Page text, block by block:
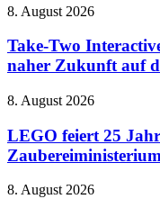
neuen
auf
Handy
Take-
Interactive
CEO
sieht
Gaming
naher
Zukunft
dem
8. August 2026
Take-Two
naher Zukunft auf
LEGO
25
Jahre
Harry
mit
8. August 2026
LEGO feiert 25
Zaubereiministerium
THQ
8. August 2026